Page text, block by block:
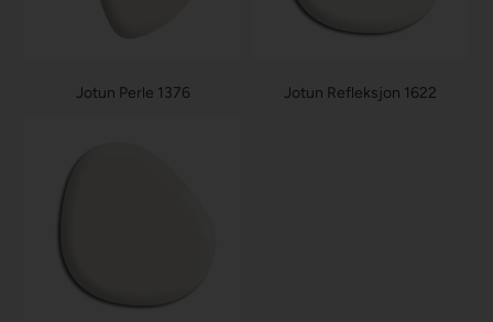
Jotun Perle 1376 Jotun Refleksjon 1622